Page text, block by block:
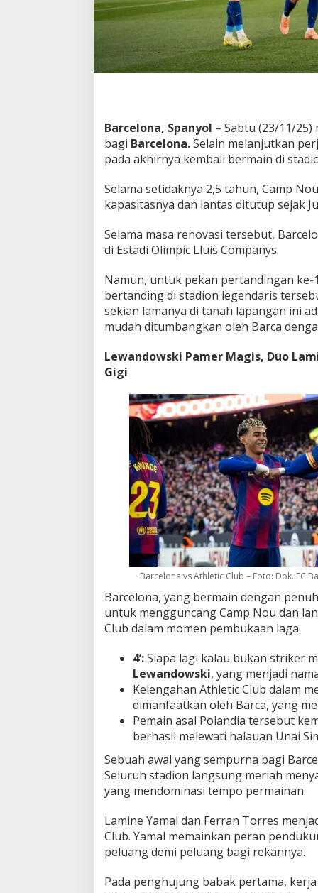
a
j
a
b
i
s
A
h
l
i
c
l
u
!
Barcelona, Spanyol – Sabtu (23/11/
bagi Barcelona.Selain melanjutkan
pada akhirnya kembali bermain di
Selama setidaknya 2,5 tahun, Camp
kapasitasnya dan lantas ditutup sejak
Selama masa renovasi tersebut,
di Estadi Olimpic Lluis Companys.
Namun, untuk pekan pertandingan ke-
bertanding di stadion legendaris
sekian lamanya di tanah lapangan ini
mudah ditumbangkan oleh Barca
Lewandowski Pamer Magis, Duo
Gigi
Barcelona vs Athletic Club – Foto: Dok. FC
Barcelona, yang bermain dengan
untuk mengguncang Camp Nou dan
Club dalam momen pembukaan laga.
4’:Siapa lagi kalau bukan striker
Lewandowski, yang menjadi
Kelengahan Athletic Club dalam
dimanfaatkan oleh Barca, yang
Pemain asal Polandia tersebut
berhasil melewati halauan Unai
Sebuah awal yang sempurna bagi
Seluruh stadion langsung meriah
yang mendominasi tempo permainan.
Lamine Yamal dan Ferran Torres
Club. Yamal memainkan peran
peluang demi peluang bagi rekannya.
Pada penghujung babak pertama,